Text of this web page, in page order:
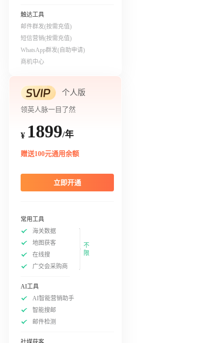
触达工具
邮件群发(按需充值)
短信营销(按需充值)
WhatsApp群发(自助申请)
商机中心
个人版
领英人脉一目了然
¥ 1899/年
赠送100元通用余额
立即开通
常用工具
海关数据
地图获客
在线搜
广交会采购商
不
限
AI工具
AI智能营销助手
智能搜邮
邮件检测